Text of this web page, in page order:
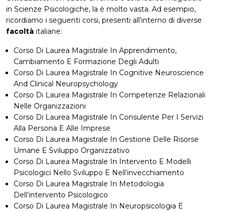
in Scienze Psicologiche, la è molto vasta. Ad esempio,
ricordiamo i seguenti corsi, presenti all’interno di diverse
facoltà italiane:
Corso Di Laurea Magistrale In Apprendimento,
Cambiamento E Formazione Degli Adulti
Corso Di Laurea Magistrale In Cognitive Neuroscience
And Clinical Neuropsychology
Corso Di Laurea Magistrale In Competenze Relazionali
Nelle Organizzazioni
Corso Di Laurea Magistrale In Consulente Per I Servizi
Alla Persona E Alle Imprese
Corso Di Laurea Magistrale In Gestione Delle Risorse
Umane E Sviluppo Organizzativo
Corso Di Laurea Magistrale In Intervento E Modelli
Psicologici Nello Sviluppo E Nell’invecchiamento
Corso Di Laurea Magistrale In Metodologia
Dell’intervento Psicologico
Corso Di Laurea Magistrale In Neuropsicologia E